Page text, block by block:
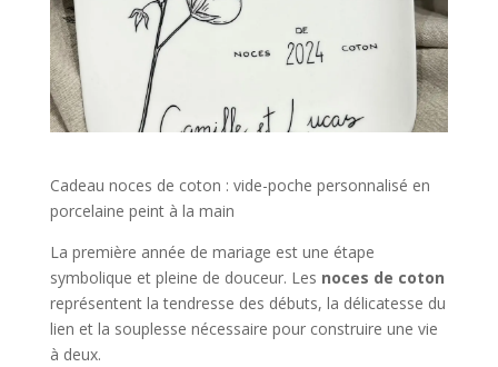
Cadeau noces de coton : vide-poche personnalisé en
porcelaine peint à la main
La première année de mariage est une étape
symbolique et pleine de douceur. Les noces de coton
représentent la tendresse des débuts, la délicatesse du
lien et la souplesse nécessaire pour construire une vie
à deux.